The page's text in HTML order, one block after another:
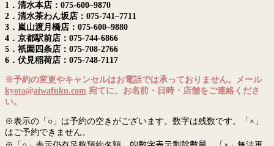
1．清水本店：075-600–9870
2．清水茶わん坂店：075-741–7711
3．嵐山渡月橋店：075-600–9880
4．京都駅前店：075-744-6866
5．祇園四条店：075-708-2766
6．伏見稲荷店：075-748-7117
※予約の変更やキャンセルはお電話では承っておりません。メール
kyoto@aiwafuku.com 宛てに、お名前・日時・店舗をご連絡くださ
い。
※表示の「○」は予約の空きがございます。数字は残数です。「×」
はご予約できません。